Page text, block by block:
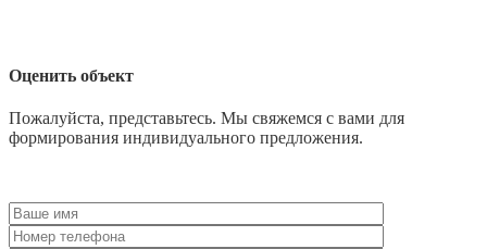
Оценить объект
Пожалуйста, представьтесь. Мы свяжемся с вами для
формирования индивидуального предложения.